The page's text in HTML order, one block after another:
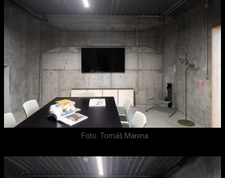
Foto: Tomáš Manina